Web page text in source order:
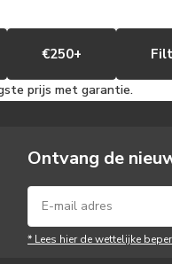
€250+
prijs met garantie.
Ontvang de
* Lees hier de wettelijke